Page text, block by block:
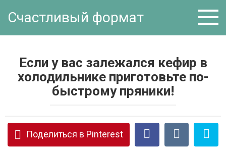
Счастливый формат
Если у вас залежался кефир в
холодильнике приготовьте по-
быстрому пряники!
Поделиться в Pinterest